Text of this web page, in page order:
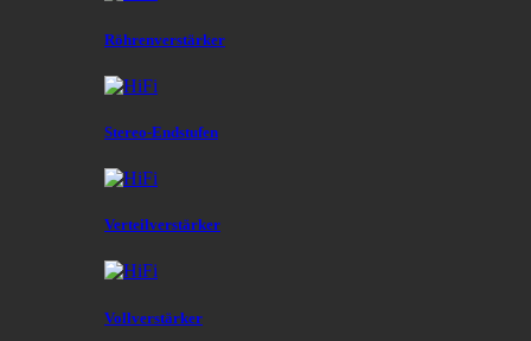
Röhrenverstärker
Stereo-Endstufen
Verteilverstärker
Vollverstärker